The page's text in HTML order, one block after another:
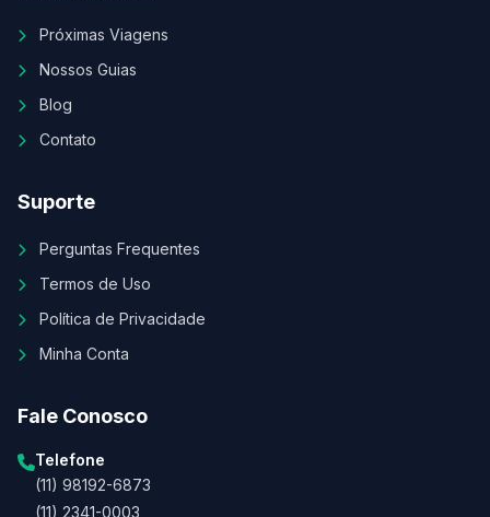
Próximas Viagens
Nossos Guias
Blog
Contato
Suporte
Perguntas Frequentes
Termos de Uso
Política de Privacidade
Minha Conta
Fale Conosco
Telefone
(11) 98192-6873
(11) 2341-0003